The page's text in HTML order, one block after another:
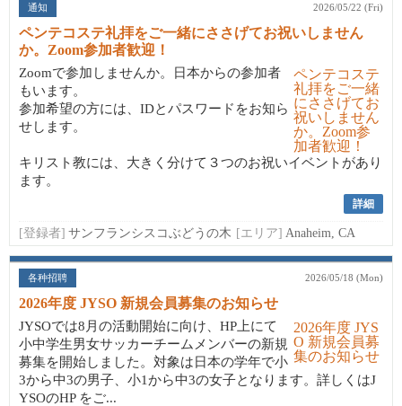
通知 2026/05/22 (Fri)
ペンテコステ礼拝をご一緒にささげてお祝いしません
か。Zoom参加者歓迎！
Zoomで参加しませんか。日本からの参加者
もいます。
参加希望の方には、IDとパスワードをお知ら
せします。
キリスト教には、大きく分けて３つのお祝いイベントがあり
ます。
詳細
[登録者] サンフランシスコぶどうの木 [エリア] Anaheim, CA
各种招聘 2026/05/18 (Mon)
2026年度 JYSO 新規会員募集のお知らせ
JYSOでは8月の活動開始に向け、HP上にて
小中学生男女サッカーチームメンバーの新規
募集を開始しました。対象は日本の学年で小
3から中3の男子、小1から中3の女子となります。詳しくはJ
YSOのHP をご...